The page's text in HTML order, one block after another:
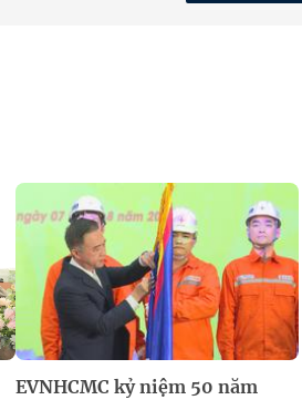
EVNHCMC kỷ niệm 50 năm